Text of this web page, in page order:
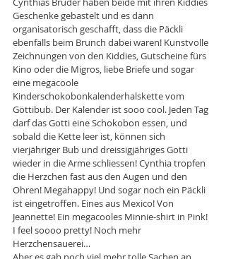
Geschenke gebastelt und es dann
organisatorisch geschafft, dass die Päckli
ebenfalls beim Brunch dabei waren! Kunstvolle
Zeichnungen von den Kiddies, Gutscheine fürs
Kino oder die Migros, liebe Briefe und sogar
eine megacoole
Kinderschokobonkalenderhalskette vom
Göttibub. Der Kalender ist sooo cool. Jeden Tag
darf das Gotti eine Schokobon essen, und
sobald die Kette leer ist, können sich
vierjähriger Bub und dreissigjähriges Gotti
wieder in die Arme schliessen! Cynthia tropfen
die Herzchen fast aus den Augen und den
Ohren! Megahappy! Und sogar noch ein Päckli
ist eingetroffen. Eines aus Mexico! Von
Jeannette! Ein megacooles Minnie-shirt in Pink!
I feel soooo pretty! Noch mehr
Herzchensauerei…